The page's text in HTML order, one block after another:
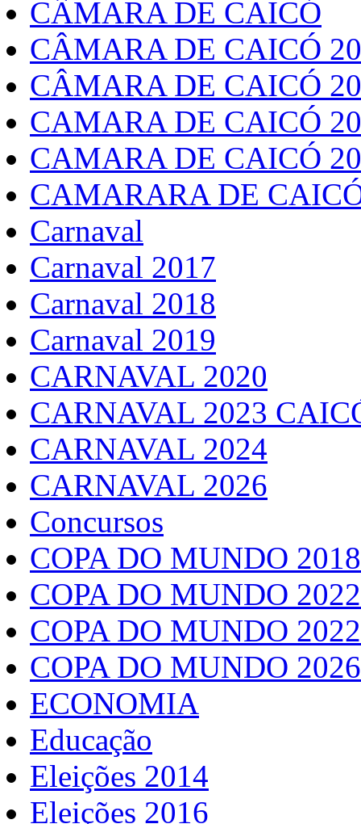
CÂMARA DE CAICÓ
CÂMARA DE CAICÓ
CÂMARA DE CAICÓ
CAMARA DE CAICÓ
CAMARA DE CAICÓ
CAMARARA DE
Carnaval
Carnaval 2017
Carnaval 2018
Carnaval 2019
CARNAVAL 2020
CARNAVAL 2023
CARNAVAL 2024
CARNAVAL 2026
Concursos
COPA DO MUNDO 2018
COPA DO MUNDO 2022
COPA DO MUNDO
COPA DO MUNDO 2026
ECONOMIA
Educação
Eleições 2014
Eleições 2016